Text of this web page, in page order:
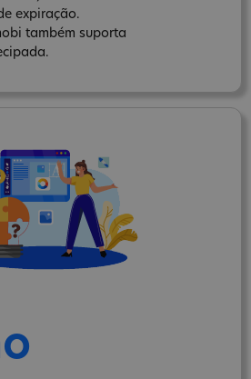
expiração.
também suporta